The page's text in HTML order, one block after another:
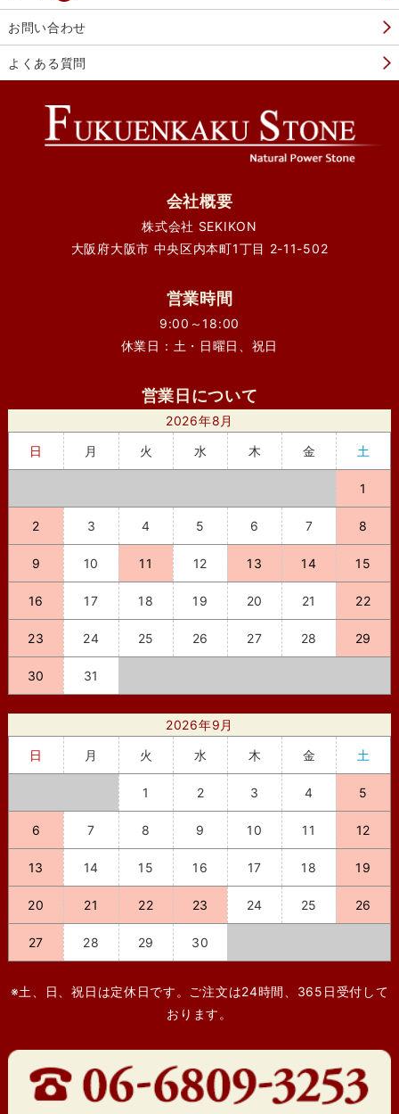
お問い合わせ
よくある質問
会社概要
株式会社 SEKIKON
大阪府大阪市 中央区内本町1丁目 2-11-502
営業時間
9:00～18:00
休業日：土・日曜日、祝日
営業日について
2026年8月
日
月 火 水 木 金 土
1
2 3 4 5 6 7 8
9 10 11 12 13 14 15
16 17 18 19 20 21 22
23 24 25 26 27 28 29
30 31
2026年9月
日
月 火 水 木 金 土
1 2 3 4 5
6 7 8 9 10 11 12
13 14 15 16 17 18 19
20 21 22 23 24 25 26
27 28 29 30
※土、日、祝日は定休日です。ご注文は24時間、365日受付して
おります。